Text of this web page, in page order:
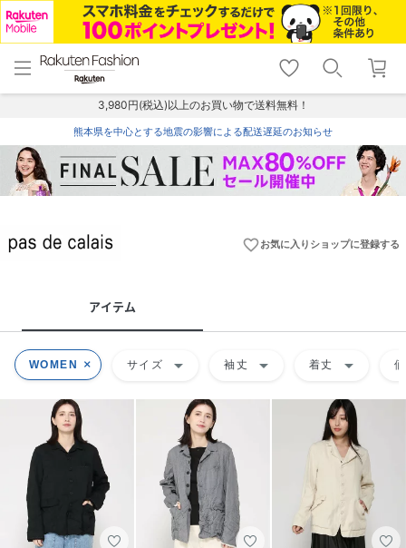
menu home
トップ
shopping_cart lock_outline
ログイン
3,980円(税込)以上のお買い物で送料無料！
熊本県を中心とする地震の影響による配送遅延のお知らせ
favorite_borderお気に入りショップに登録する
アイテム
WOMEN サイズ arrow_drop_down 袖丈 arrow_drop_down 着丈 arrow_drop_down